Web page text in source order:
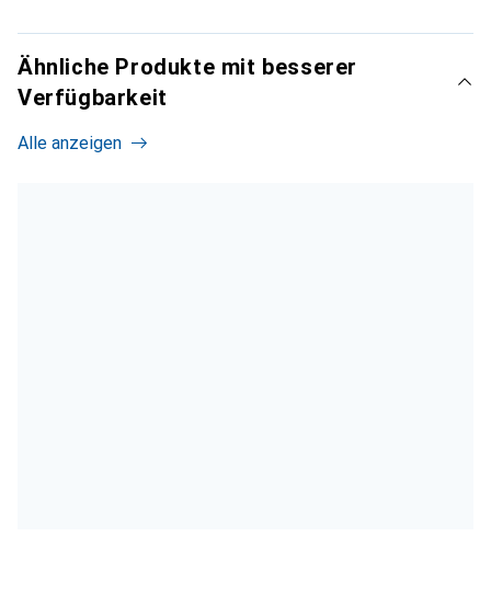
Ähnliche Produkte mit besserer
Verfügbarkeit
Alle anzeigen